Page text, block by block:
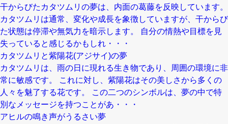
干からびたカタツムリの夢は、内面の葛藤を反映しています。
カタツムリは通常、変化や成長を象徴していますが、干からび
た状態は停滞や無気力を暗示します。 自分の情熱や目標を見
失っていると感じるかもしれ・・・
カタツムリと紫陽花(アジサイ)の夢
カタツムリは、雨の日に現れる生き物であり、周囲の環境に非
常に敏感です。 これに対し、紫陽花はその美しさから多くの
人々を魅了する花です。 この二つのシンボルは、夢の中で特
別なメッセージを持つことがあ・・・
アヒルの鳴き声がうるさい夢